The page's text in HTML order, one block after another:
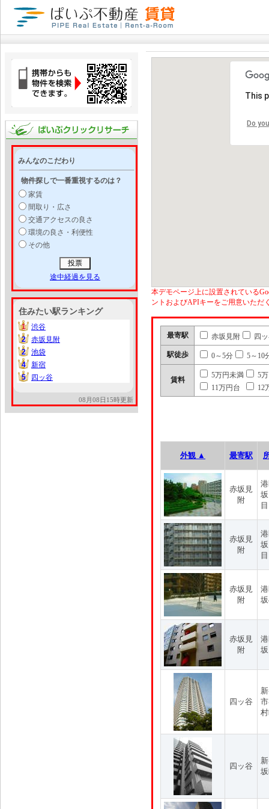
みんなのこだわり
物件探しで一番重視するのは？
家賃
間取り・広さ
交通アクセスの良さ
環境の良さ・利便性
その他
途中経過を見る
住みたい駅ランキング
1
1
渋谷
2
2
赤坂見附
2
2
池袋
4
4
新宿
5
5 四ッ谷
08月08日15時更新
This
Do
本デモページ上に設置されている
ントおよびAPIキーをご用意いただ
最寄駅 赤坂見附 四
駅徒歩 0～5分 5～10
賃料
5万円未満
5
11万円台
12
外観 ▲ 最寄駅
赤坂見
附
目
赤坂見
附
目
赤坂見
附
赤坂見
附
四ッ谷
四ッ谷